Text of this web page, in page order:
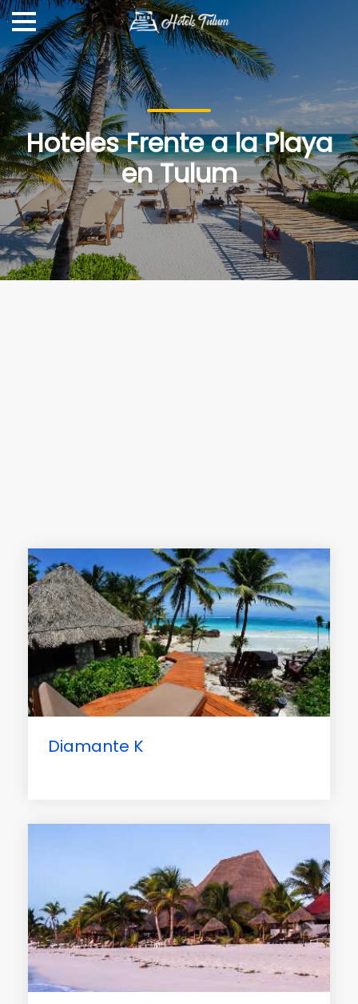
Hoteles Frente a la Playa
en Tulum
Diamante K